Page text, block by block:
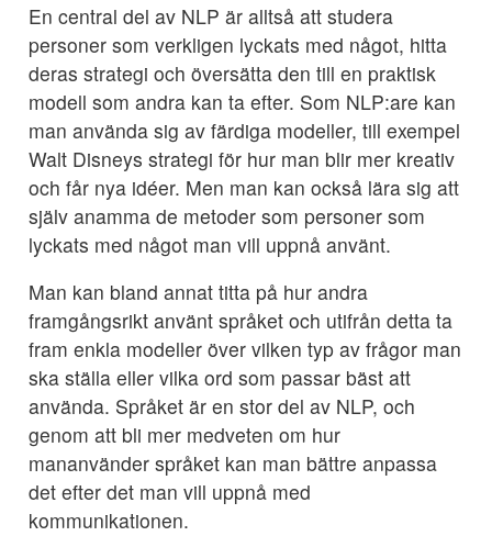
En central del av NLP är alltså att studera
personer som verkligen lyckats med något, hitta
deras strategi och översätta den till en praktisk
modell som andra kan ta efter. Som NLP:are kan
man använda sig av färdiga modeller, till exempel
Walt Disneys strategi för hur man blir mer kreativ
och får nya idéer. Men man kan också lära sig att
själv anamma de metoder som personer som
lyckats med något man vill uppnå använt.
Man kan bland annat titta på hur andra
framgångsrikt använt språket och utifrån detta ta
fram enkla modeller över vilken typ av frågor man
ska ställa eller vilka ord som passar bäst att
använda. Språket är en stor del av NLP, och
genom att bli mer medveten om hur
mananvänder språket kan man bättre anpassa
det efter det man vill uppnå med
kommunikationen.